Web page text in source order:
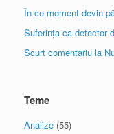
În ce moment devin
Suferința ca detector
Scurt comentariu la
Teme
Analize (55)